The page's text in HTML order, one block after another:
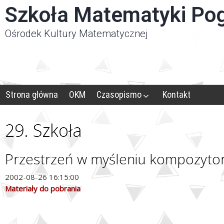
Szkoła Matematyki
Ośrodek Kultury Matematycznej
Strona główna OKM Czasopismo Kontakt
29. Szkoła
Przestrzeń w myśleniu
2002-08-26 16:15:00
Materiały do pobrania